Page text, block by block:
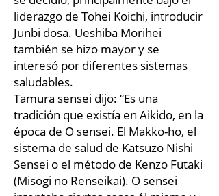
liderazgo de Tohei Koichi, introducir
Junbi dosa. Ueshiba Morihei
también se hizo mayor y se
interesó por diferentes sistemas
saludables.
Tamura sensei dijo: “Es una
tradición que existía en Aikido, en la
época de O sensei. El Makko-ho, el
sistema de salud de Katsuzo Nishi
Sensei o el método de Kenzo Futaki
(Misogi no Renseikai). O sensei